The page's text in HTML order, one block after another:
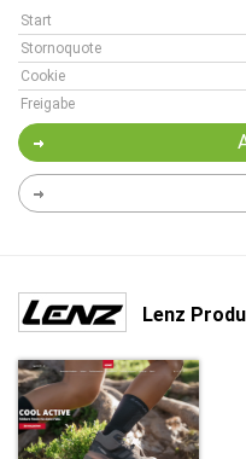
Start
Stornoquote
Cookie
Freigabe
Lenz